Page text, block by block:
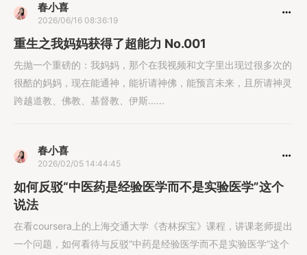
春小喜
2026/06/16 08:36:19
重生之我妈妈获得了超能力 No.001
先抛一个重磅的：我妈妈，那个在我视频和文字里出现过很多次的
很酷的妈妈，现在能通神，能祈请神佛，能预言未来，且所请神灵
跨越道教、佛教、基督教、伊斯......
春小喜
2026/02/05 14:44:45
如何反驳“中医药是经验医学而不是实验医学”这个
说法
在看coursera上的上海交通大学《杏林探宝》课程，讲课老师提出
一个问题，如何看待与反驳“中药是经验医学而不是实验医学”这个